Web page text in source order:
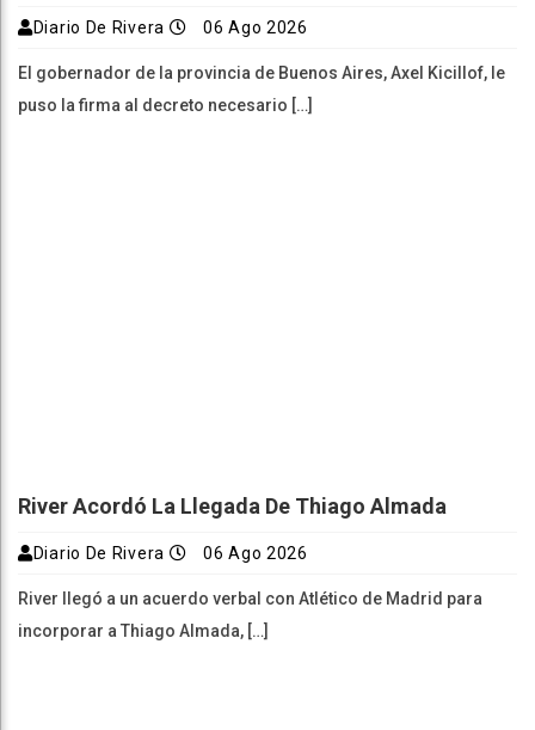
Diario De Rivera 06 Ago 2026
El gobernador de la provincia de Buenos Aires, Axel Kicillof, le
puso la firma al decreto necesario […]
River Acordó La Llegada De Thiago Almada
Diario De Rivera 06 Ago 2026
River llegó a un acuerdo verbal con Atlético de Madrid para
incorporar a Thiago Almada, […]